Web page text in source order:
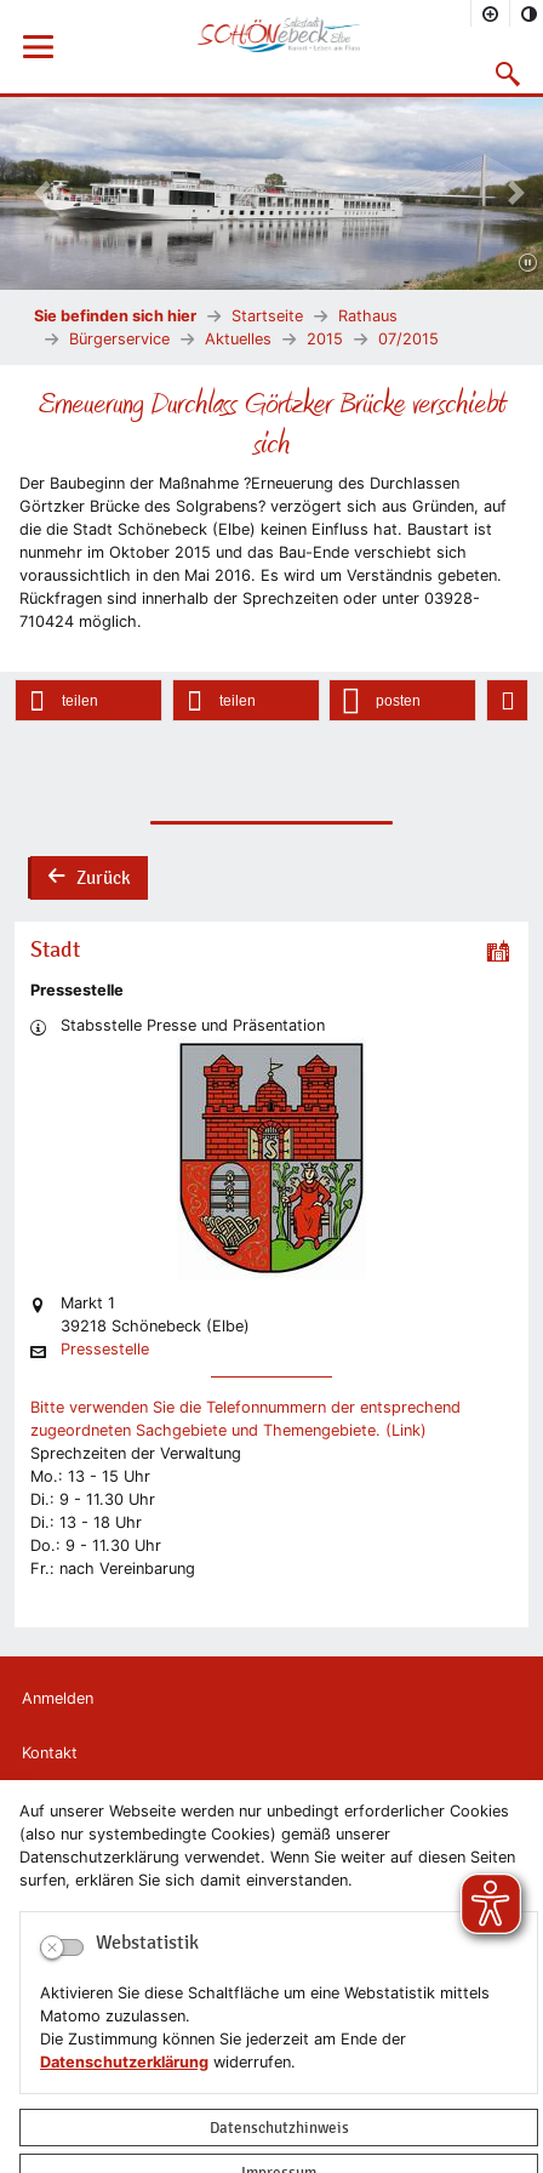
Auf unserer Webseite werden nur unbedingt erforderlicher Cookies
(also nur systembedingte Cookies) gemäß unserer
Datenschutzerklärung verwendet. Wenn Sie weiter auf diesen Seiten
surfen, erklären Sie sich damit einverstanden.
Webstatistik
Aktivieren Sie diese Schaltfläche um eine Webstatistik mittels
Matomo zuzulassen.
Die Zustimmung können Sie jederzeit am Ende der
Datenschutzerklärung widerrufen.
Datenschutzhinweis
Menü öffnen
Vorheriges Bild
Sie befinden sich hier Startseite
Rathaus
Bürgerservice
Aktuelles 2015 07/2015
Erneuerung Durchlass Görtzker Brücke verschiebt
sich
Der Baubeginn der Maßnahme ?Erneuerung des Durchlassen
Görtzker Brücke des Solgrabens? verzögert sich aus Gründen, auf
die die Stadt Schönebeck (Elbe) keinen Einfluss hat. Baustart ist
nunmehr im Oktober 2015 und das Bau-Ende verschiebt sich
voraussichtlich in den Mai 2016. Es wird um Verständnis gebeten.
Rückfragen sind innerhalb der Sprechzeiten oder unter 03928-
710424 möglich.
teilen teilen posten
backZurück
Stadt
Pressestelle
Stabsstelle Presse und Präsentation
Markt 1
39218 Schönebeck (Elbe)
Pressestelle
Bitte verwenden Sie die Telefonnummern der entsprechend
zugeordneten Sachgebiete und Themengebiete. (Link)
Sprechzeiten der Verwaltung
Mo.: 13 - 15 Uhr
Di.: 9 - 11.30 Uhr
Di.: 13 - 18 Uhr
Do.: 9 - 11.30 Uhr
Fr.: nach Vereinbarung
Anmelden
Kontakt
Newsletter
Newsletterabmeldung
Impressum
Erklärung zur Barrierefreiheit